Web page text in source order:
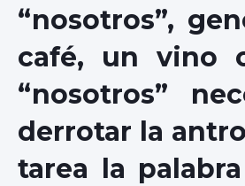
“nosotros”,
café, un vino
“nosotros”
derrotar la
tarea la